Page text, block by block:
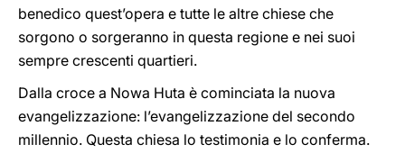
benedico quest’opera e tutte le altre chiese che
sorgono o sorgeranno in questa regione e nei suoi
sempre crescenti quartieri.
Dalla croce a Nowa Huta è cominciata la nuova
evangelizzazione: l’evangelizzazione del secondo
millennio. Questa chiesa lo testimonia e lo conferma.